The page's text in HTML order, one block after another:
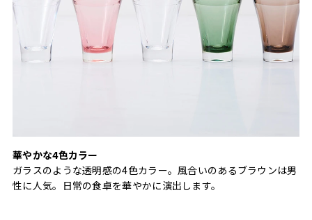
華やかな4色カラー
ガラスのような透明感の4色カラー。風合いのあるブラウンは男
性に人気。日常の食卓を華やかに演出します。